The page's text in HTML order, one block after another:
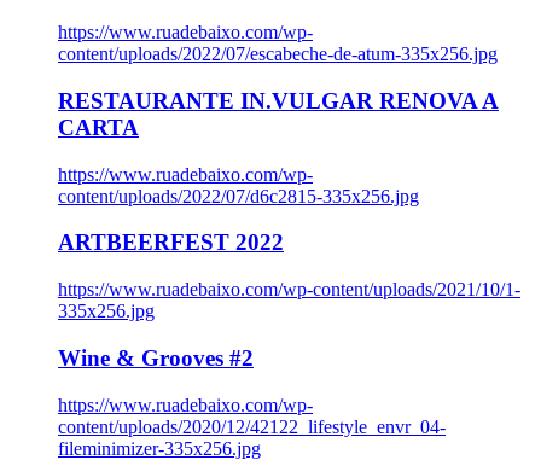
https://www.ruadebaixo.com/wp-
content/uploads/2022/07/escabeche-de-atum-335x256.jpg
RESTAURANTE IN.VULGAR RENOVA A
CARTA
https://www.ruadebaixo.com/wp-
content/uploads/2022/07/d6c2815-335x256.jpg
ARTBEERFEST 2022
https://www.ruadebaixo.com/wp-content/uploads/2021/10/1-
335x256.jpg
Wine & Grooves #2
https://www.ruadebaixo.com/wp-
content/uploads/2020/12/42122_lifestyle_envr_04-
fileminimizer-335x256.jpg